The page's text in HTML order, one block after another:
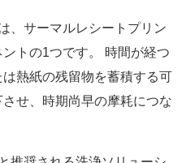
、サーマルレシートプリン
トの1つです。 時間が経つ
熱紙の残留物を蓄積する可
せ、時期尚早の摩耗につな